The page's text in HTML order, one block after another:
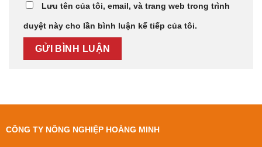
Lưu tên của tôi, email, và trang web trong trình
duyệt này cho lần bình luận kế tiếp của tôi.
CÔNG TY NÔNG NGHIỆP HOÀNG MINH